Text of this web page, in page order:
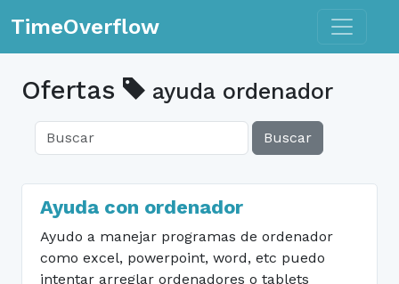
TimeOverflow Toggle
Ofertas ayuda ordenador
Buscar
Ayuda con ordenador
Ayudo a manejar programas de ordenador
como excel, powerpoint, word, etc puedo
intentar arreglar ordenadores o tablets